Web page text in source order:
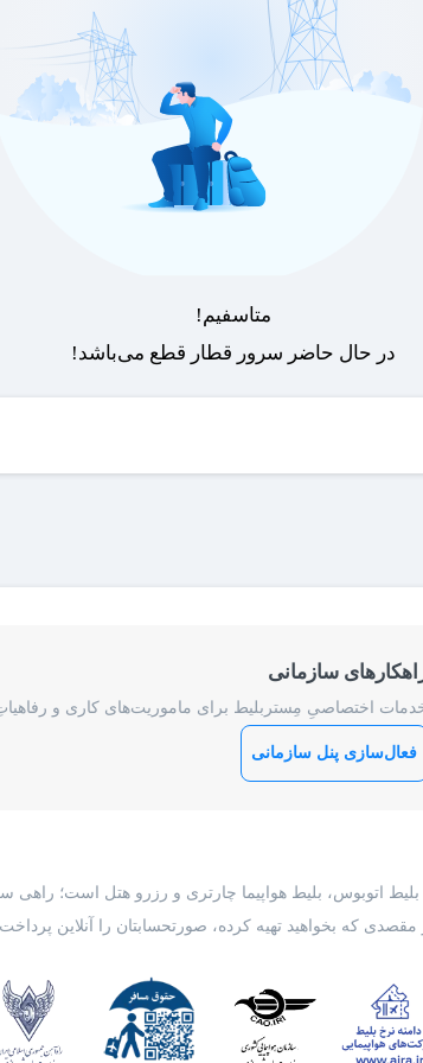
متاسفیم!
در حال حاضر سرور قطار قطع می‌باشد!
سازمانی
اختصاصیِ مِستربلیط برای ماموریت‌های کاری و
فعال‌سازی پنل سازمانی
بلیط اتوبوس، بلیط هواپیما چارتری و رزرو هتل است؛ راهی
مقصدی که بخواهید تهیه کرده، صورتحسابتان را آنلاین